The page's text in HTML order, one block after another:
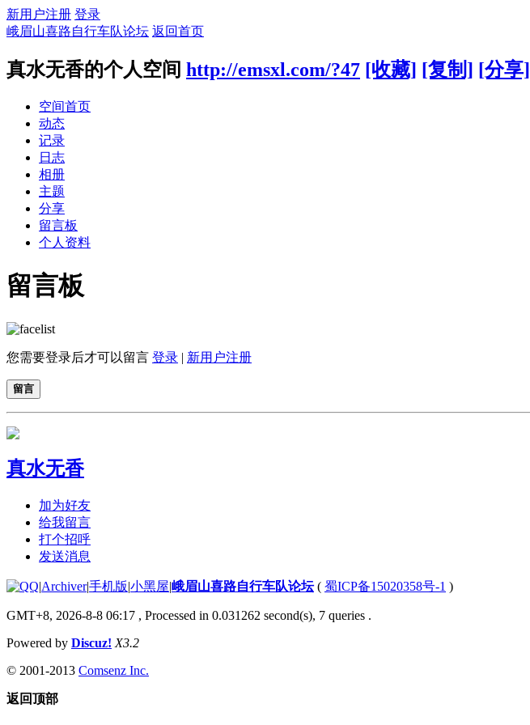
新用户注册 登录
峨眉山喜路自行车队论坛 返回首页
真水无香的个人空间 http://emsxl.com/?47 [收藏] [复制] [分享]
空间首页
动态
记录
日志
相册
主题
分享
留言板
个人资料
留言板
您需要登录后才可以留言 登录 | 新用户注册
留言
真水无香
加为好友
给我留言
打个招呼
发送消息
|Archiver|手机版|小黑屋|峨眉山喜路自行车队论坛( 蜀ICP备15020358号-1 )
GMT+8, 2026-8-8 06:17 , Processed in 0.031262 second(s), 7 queries .
Powered by Discuz! X3.2
© 2001-2013 Comsenz Inc.
返回顶部